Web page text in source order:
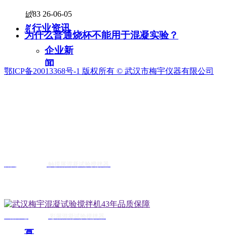
넶83 26-06-05
为什么普通烧杯不能用于混凝实验？
标题：为什么普通烧杯不能用于混凝实验？近日，有用
用各种类型的浊度测量仪进行测定-特点：快捷、简单，
ꄶ 行业资讯
企业新
闻
企业资质荣
誉
鄂ICP备20013368号-1 版权所有 © 武汉市梅宇仪器有限公司